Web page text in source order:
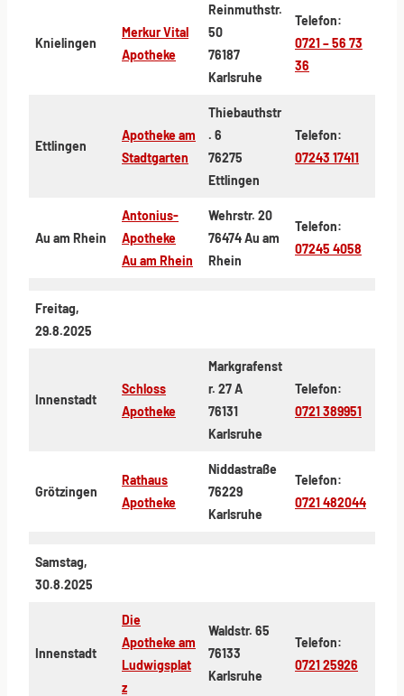
Knielingen
Merkur Vital
Apotheke
Reinmuthstr.
50
76187
Karlsruhe
Telefon:
0721 – 56 73
36
Ettlingen
Apotheke am
Stadtgarten
Thiebauthstr
. 6
76275
Ettlingen
Telefon:
07243 17411
Au am Rhein
Antonius-
Apotheke
Au am Rhein
Wehrstr. 20
76474 Au am
Rhein
Telefon:
07245 4058
Freitag,
29.8.2025
Innenstadt
Schloss
Apotheke
Markgrafenst
r. 27 A
76131
Karlsruhe
Telefon:
0721 389951
Grötzingen
Rathaus
Apotheke
Niddastraße
76229
Karlsruhe
Telefon:
0721 482044
Samstag,
30.8.2025
Innenstadt
Die
Apotheke am
Ludwigsplat
z
Waldstr. 65
76133
Karlsruhe
Telefon:
0721 25926